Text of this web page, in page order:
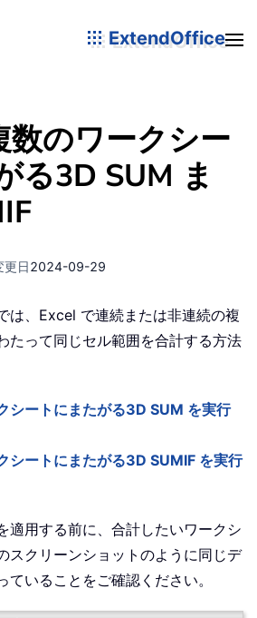
ExtendOffice
数のワークシー
る3D SUM ま
更日2024-09-29
は、Excel で連続または非連続の複
たって同じセル範囲を合計する方法
シートにまたがる3D SUM を実行
シートにまたがる3D SUMIF を実行
適用する前に、合計したいワークシ
スクリーンショットのように同じデ
ていることをご確認ください。